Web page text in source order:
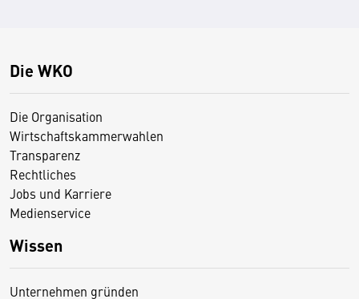
Die WKO
Die Organisation
Wirtschaftskammerwahlen
Transparenz
Rechtliches
Jobs und Karriere
Medienservice
Wissen
Unternehmen gründen